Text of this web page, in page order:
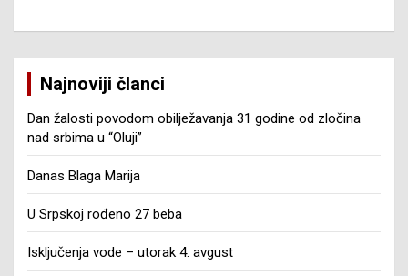
Najnoviji članci
Dan žalosti povodom obilježavanja 31 godine od zločina
nad srbima u “Oluji”
Danas Blaga Marija
U Srpskoj rođeno 27 beba
Isključenja vode – utorak 4. avgust